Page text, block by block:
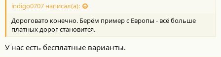
indigo0707 написал(а):
Дороговато конечно. Берём пример с Европы - всё больше
платных дорог становится.
У нас есть бесплатные варианты.